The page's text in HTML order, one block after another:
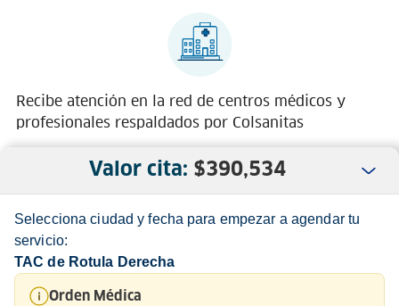
Valor cita: $390,534
Selecciona ciudad y fecha para empezar a agendar tu
servicio:
TAC de Rotula Derecha
Orden Médica
Recibe atención en la red de centros médicos y
profesionales respaldados por Colsanitas